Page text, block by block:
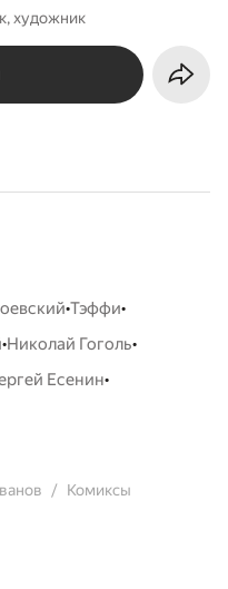
художник
•Тэффи•
•Николай Гоголь•
Есенин•
Комиксы